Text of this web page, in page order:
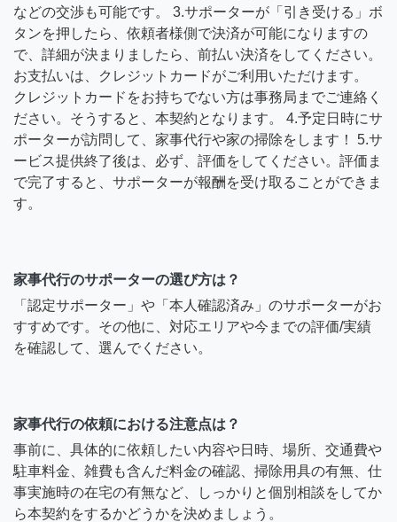
などの交渉も可能です。 3.サポーターが「引き受ける」ボ
タンを押したら、依頼者様側で決済が可能になりますの
で、詳細が決まりましたら、前払い決済をしてください。
お支払いは、クレジットカードがご利用いただけます。
クレジットカードをお持ちでない方は事務局までご連絡く
ださい。そうすると、本契約となります。 4.予定日時にサ
ポーターが訪問して、家事代行や家の掃除をします！ 5.サ
ービス提供終了後は、必ず、評価をしてください。評価ま
で完了すると、サポーターが報酬を受け取ることができま
す。
家事代行のサポーターの選び方は？
「認定サポーター」や「本人確認済み」のサポーターがお
すすめです。その他に、対応エリアや今までの評価/実績
を確認して、選んでください。
家事代行の依頼における注意点は？
事前に、具体的に依頼したい内容や日時、場所、交通費や
駐車料金、雑費も含んだ料金の確認、掃除用具の有無、仕
事実施時の在宅の有無など、しっかりと個別相談をしてか
ら本契約をするかどうかを決めましょう。